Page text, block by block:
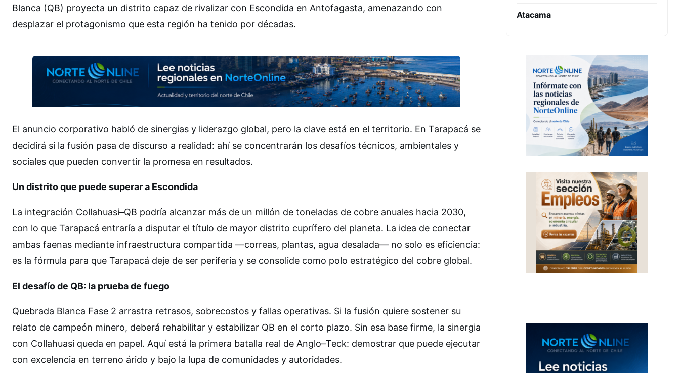
Blanca (QB) proyecta un distrito capaz de rivalizar con Escondida en Antofagasta, amenazando con
desplazar el protagonismo que esta región ha tenido por décadas.
El anuncio corporativo habló de sinergias y liderazgo global, pero la clave está en el territorio. En Tarapacá se
decidirá si la fusión pasa de discurso a realidad: ahí se concentrarán los desafíos técnicos, ambientales y
sociales que pueden convertir la promesa en resultados.
Un distrito que puede superar a Escondida
La integración Collahuasi–QB podría alcanzar más de un millón de toneladas de cobre anuales hacia 2030,
con lo que Tarapacá entraría a disputar el título de mayor distrito cuprífero del planeta. La idea de conectar
ambas faenas mediante infraestructura compartida —correas, plantas, agua desalada— no solo es eficiencia:
es la fórmula para que Tarapacá deje de ser periferia y se consolide como polo estratégico del cobre global.
El desafío de QB: la prueba de fuego
Quebrada Blanca Fase 2 arrastra retrasos, sobrecostos y fallas operativas. Si la fusión quiere sostener su
relato de campeón minero, deberá rehabilitar y estabilizar QB en el corto plazo. Sin esa base firme, la sinergia
con Collahuasi queda en papel. Aquí está la primera batalla real de Anglo–Teck: demostrar que puede ejecutar
con excelencia en terreno árido y bajo la lupa de comunidades y autoridades.
Atacama